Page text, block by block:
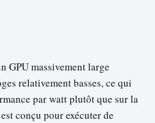
GPU massivement large
relativement basses, ce qui
par watt plutôt que sur la
conçu pour exécuter de